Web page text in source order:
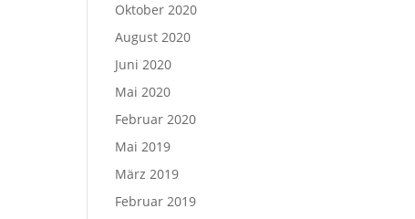
Oktober 2020
August 2020
Juni 2020
Mai 2020
Februar 2020
Mai 2019
März 2019
Februar 2019